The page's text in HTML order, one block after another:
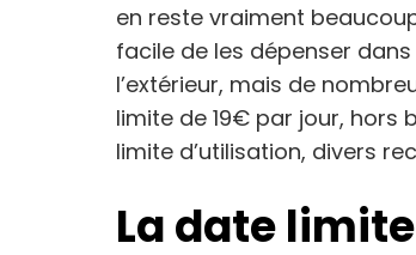
en reste vraiment
facile de les dépenser
l’extérieur, mais de
limite de 19€ par jour, hors
limite d’utilisation, divers
La date